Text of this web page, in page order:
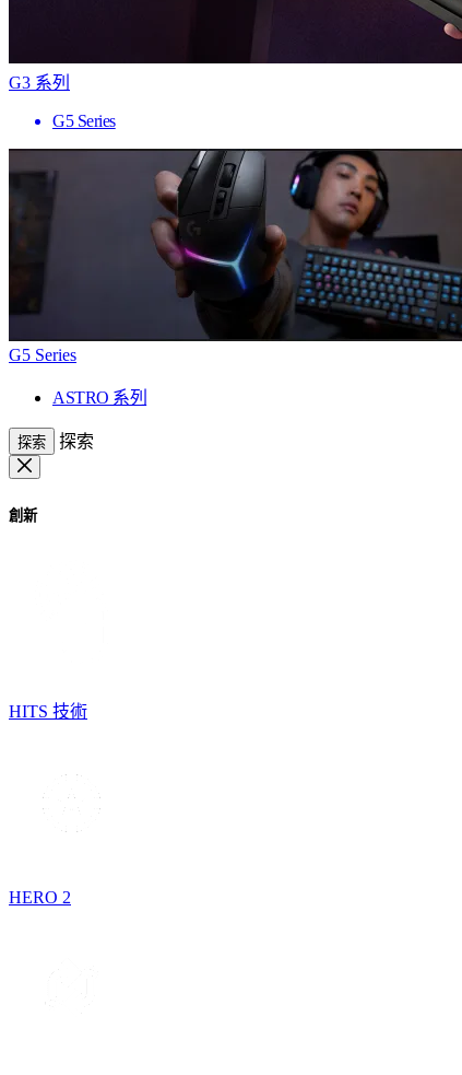
G3 系列
G5 Series
G5 Series
ASTRO 系列
探索 探索
創新
HITS 技術
HERO 2